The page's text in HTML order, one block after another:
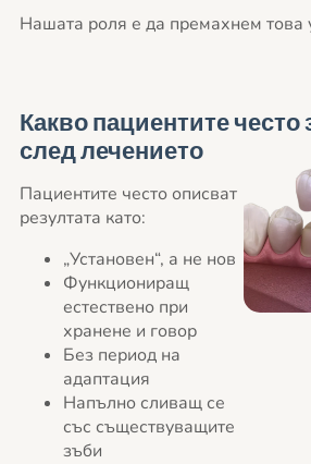
Нашата роля е да премахнем това
Какво пациентите често
след лечението
Пациентите често описват
резултата като:
„Установен“, а не нов
Функциониращ
естествено при
хранене и говор
Без период на
адаптация
Напълно сливащ се
със съществуващите
зъби